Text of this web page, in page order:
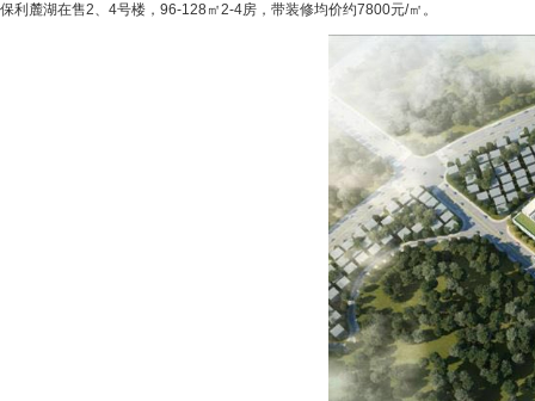
保利麓湖在售2、4号楼，96-128㎡2-4房，带装修均价约7800元/㎡。